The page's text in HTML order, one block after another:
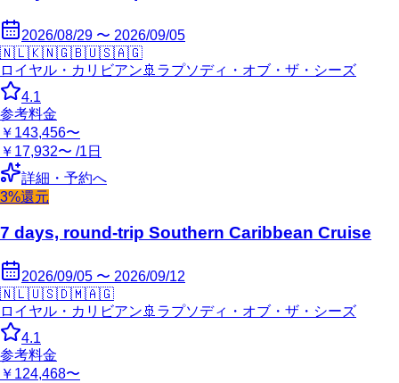
2026/08/29 〜 2026/09/05
🇳🇱🇰🇳🇬🇧🇺🇸🇦🇬
ロイヤル・カリビアン 🚢 ラプソディ・オブ・ザ・シーズ
4.1
参考料金
￥143,456〜
￥17,932〜 /1日
詳細・予約へ
3%還元
7 days, round-trip Southern Caribbean Cruise
2026/09/05 〜 2026/09/12
🇳🇱🇺🇸🇩🇲🇦🇬
ロイヤル・カリビアン 🚢 ラプソディ・オブ・ザ・シーズ
4.1
参考料金
￥124,468〜